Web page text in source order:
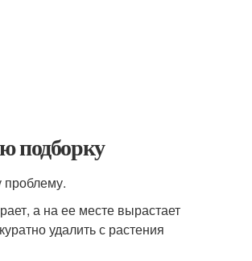
подборку
проблему.
а на ее месте вырастает
удалить с растения